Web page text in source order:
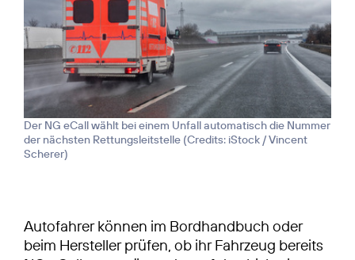
Der NG eCall wählt bei einem Unfall automatisch die Nummer
der nächsten Rettungsleitstelle (Credits: iStock / Vincent
Scherer)
Autofahrer können im Bordhandbuch oder
beim Hersteller prüfen, ob ihr Fahrzeug bereits